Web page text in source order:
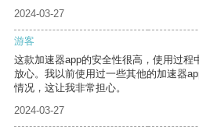
2024-03-27
游客
这款加速器app的安全性很高，使用过程
放心。我以前使用过一些其他的加速器
情况，这让我非常担心。
2024-03-27